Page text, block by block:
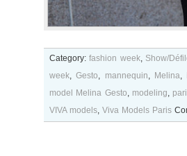
Category:fashion week, Show/
week,Gesto, mannequin, Melina,
model Melina Gesto, modeling,
VIVA models, Viva Models Paris